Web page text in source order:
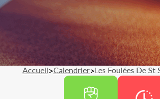
Accueil>Calendrier>Les Foulées De St